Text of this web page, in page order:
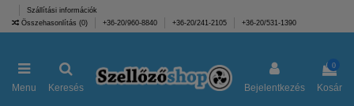
Szállítási információk
Összehasonlítás (0) +36-20/960-8840 +36-20/241-2105 +36-20/531-1390
Menu Keresés Bejelentkezés
0
Kosár